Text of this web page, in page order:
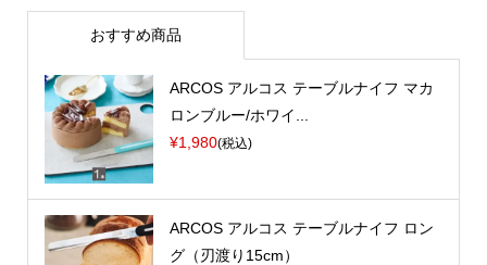
おすすめ商品
ARCOS アルコス テーブルナイフ マカ
ロンブルー/ホワイ...
¥1,980(税込)
ARCOS アルコス テーブルナイフ ロン
グ（刃渡り15cm）